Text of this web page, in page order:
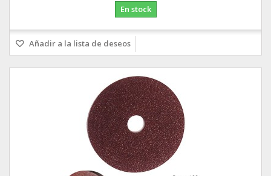
En stock
Añadir a la lista de deseos